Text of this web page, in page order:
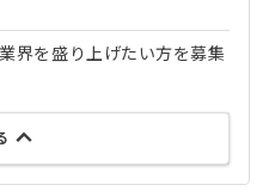
界を盛り上げたい方を募集